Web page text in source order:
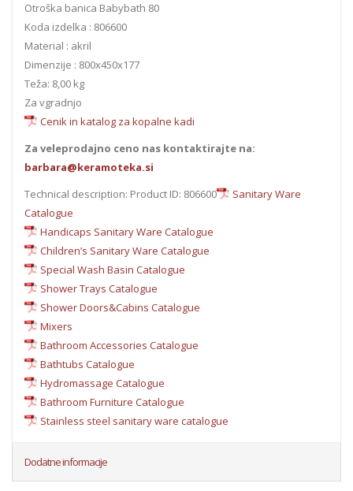
Otroška banica Babybath 80
Koda izdelka : 806600
Material : akril
Dimenzije : 800x450x177
Teža: 8,00 kg
Za vgradnjo
Cenik in katalog za kopalne kadi
Za veleprodajno ceno nas kontaktirajte na:
barbara@keramoteka.si
Technical description: Product ID: 806600
Sanitary Ware
Catalogue
Handicaps Sanitary Ware Catalogue
Children’s Sanitary Ware Catalogue
Special Wash Basin Catalogue
Shower Trays Catalogue
Shower Doors&Cabins Catalogue
Mixers
Bathroom Accessories Catalogue
Bathtubs Catalogue
Hydromassage Catalogue
Bathroom Furniture Catalogue
Stainless steel sanitary ware catalogue
Dodatne informacije